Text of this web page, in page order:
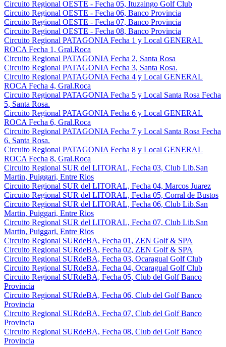
Circuito Regional OESTE - Fecha 05, Ituzaingo Golf Club
Circuito Regional OESTE - Fecha 06, Banco Provincia
Circuito Regional OESTE - Fecha 07, Banco Provincia
Circuito Regional OESTE - Fecha 08, Banco Provincia
Circuito Regional PATAGONIA Fecha 1 y Local GENERAL
ROCA Fecha 1, Gral.Roca
Circuito Regional PATAGONIA Fecha 2, Santa Rosa
Circuito Regional PATAGONIA Fecha 3, Santa Rosa.
Circuito Regional PATAGONIA Fecha 4 y Local GENERAL
ROCA Fecha 4, Gral.Roca
Circuito Regional PATAGONIA Fecha 5 y Local Santa Rosa Fecha
5, Santa Rosa.
Circuito Regional PATAGONIA Fecha 6 y Local GENERAL
ROCA Fecha 6, Gral.Roca
Circuito Regional PATAGONIA Fecha 7 y Local Santa Rosa Fecha
6, Santa Rosa.
Circuito Regional PATAGONIA Fecha 8 y Local GENERAL
ROCA Fecha 8, Gral.Roca
Circuito Regional SUR del LITORAL, Fecha 03, Club Lib.San
Martin, Puiggari, Entre Rios
Circuito Regional SUR del LITORAL, Fecha 04, Marcos Juarez
Circuito Regional SUR del LITORAL, Fecha 05, Corral de Bustos
Circuito Regional SUR del LITORAL, Fecha 06, Club Lib.San
Martin, Puiggari, Entre Rios
Circuito Regional SUR del LITORAL, Fecha 07, Club Lib.San
Martin, Puiggari, Entre Rios
Circuito Regional SURdeBA, Fecha 01, ZEN Golf & SPA
Circuito Regional SURdeBA, Fecha 02, ZEN Golf & SPA
Circuito Regional SURdeBA, Fecha 03, Ocaragual Golf Club
Circuito Regional SURdeBA, Fecha 04, Ocaragual Golf Club
Circuito Regional SURdeBA, Fecha 05, Club del Golf Banco
Provincia
Circuito Regional SURdeBA, Fecha 06, Club del Golf Banco
Provincia
Circuito Regional SURdeBA, Fecha 07, Club del Golf Banco
Provincia
Circuito Regional SURdeBA, Fecha 08, Club del Golf Banco
Provincia